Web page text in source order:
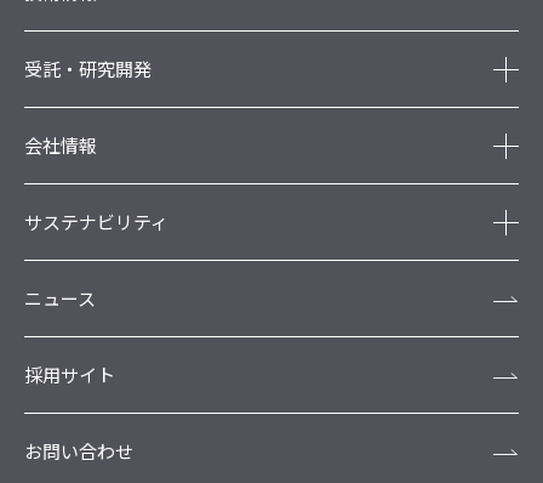
受託・研究開発
会社情報
サステナビリティ
ニュース
採用サイト
お問い合わせ